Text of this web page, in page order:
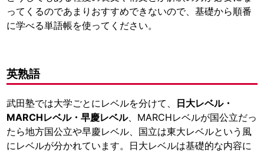
ってくるのであまりおすすめできないので、基礎から順番
に学べる単語帳を使ってください。
英熟語
武田塾では大学ごとにレベルを分けて、 日大レベル・
MARCHレベル・早慶レベル、MARCHレベルが国公立だっ
たら地方国公立や早慶レベル、国立は東大レベルという風
にレベルが分かれています。日大レベルは基礎的な内容に